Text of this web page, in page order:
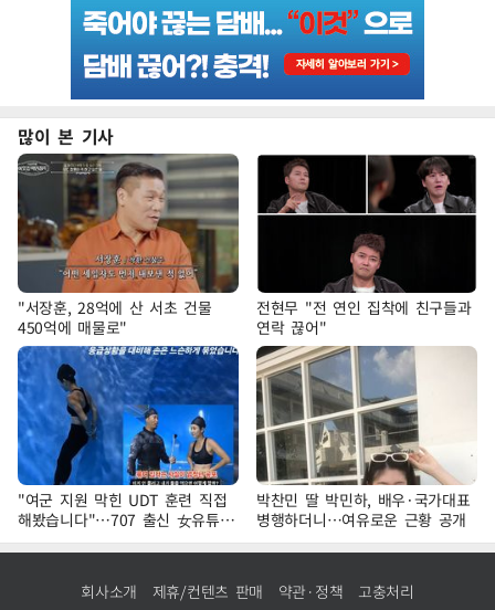
많이 본 기사
"서장훈, 28억에 산 서초 건물
450억에 매물로"
전현무 "전 연인 집착에 친구들과
연락 끊어"
"여군 지원 막힌 UDT 훈련 직접
해봤습니다"…707 출신 女유튜버
'완벽 소화'
박찬민 딸 박민하, 배우·국가대표
병행하더니…여유로운 근황 공개
회사소개 제휴/컨텐츠 판매 약관·정책 고충처리